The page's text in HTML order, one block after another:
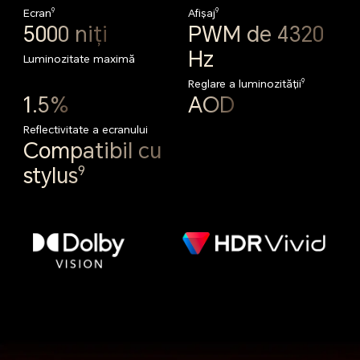
Ecran9 Afișaj9
5000 niți
Luminozitate maximă
PWM de 4320
Hz
Reglare a luminozității9
1.5%
Reflectivitate a ecranului
AOD
Compatibil cu
stylus9
Ecran9 Afișaj9
6000 niți
Luminozitate maximă
PWM de 4320
Hz
Reglare a luminozității9
1.5%
Reflectivitate a ecranului
AOD
Compatibil cu
stylus9